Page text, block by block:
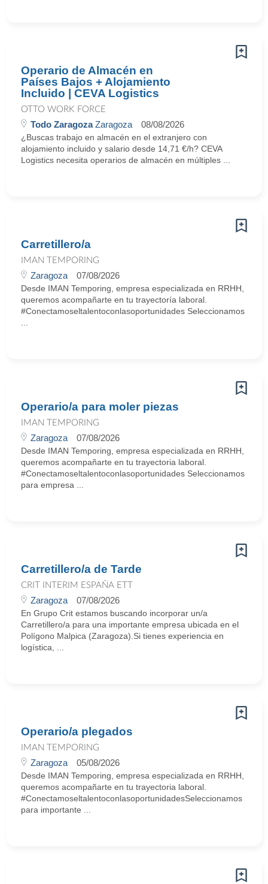
Operario de Almacén en
Países Bajos + Alojamiento
Incluido | CEVA Logistics
OTTO WORK FORCE
Todo ZaragozaZaragoza 08/08/2026
¿Buscas trabajo en almacén en el extranjero con
alojamiento incluido y salario desde 14,71 €/h? CEVA
Logistics necesita operarios de almacén en múltiples ...
Carretillero/a
IMAN TEMPORING
Zaragoza 07/08/2026
Desde IMAN Temporing, empresa especializada en RRHH,
queremos acompañarte en tu trayectoría laboral.
#Conectamoseltalentoconlasoportunidades Seleccionamos
Operario/a para moler piezas
IMAN TEMPORING
Zaragoza 07/08/2026
Desde IMAN Temporing, empresa especializada en RRHH,
queremos acompañarte en tu trayectoria laboral.
#Conectamoseltalentoconlasoportunidades Seleccionamos
para empresa ...
Carretillero/a de Tarde
CRIT INTERIM ESPAÑA ETT
Zaragoza 07/08/2026
En Grupo Crit estamos buscando incorporar un/a
Carretillero/a para una importante empresa ubicada en el
Polígono Malpica (Zaragoza).Si tienes experiencia en
logística, ...
Operario/a plegados
IMAN TEMPORING
Zaragoza 05/08/2026
Desde IMAN Temporing, empresa especializada en RRHH,
queremos acompañarte en tu trayectoria laboral.
#ConectamoseltalentoconlasoportunidadesSeleccionamos
para importante ...